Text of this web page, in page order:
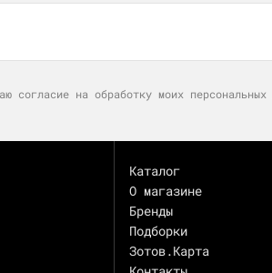
согласие на обработку моих
Каталог
О магазине
Бренды
Подборки
Зотов.Карта